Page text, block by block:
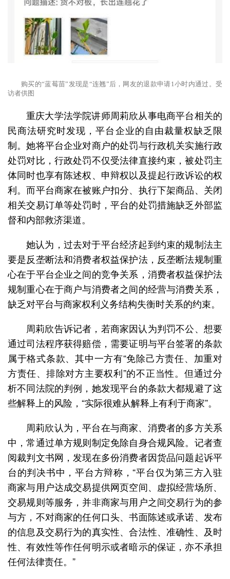
购买的“蓝莓苗”发现是“连翘”后，网友的退款申请1小时内通过。受
访者供图
重庆大学法学院讲师周莉欣从事电商平台相关的
民商法研究时发现，平台企业的自由裁量权缺乏限
制。她将平台企业对商户的处罚与行政机关实施行政
处罚对比，行政处罚不仅受法律直接约束，被处罚主
体同时也享有陈述权、申辩权以及提起行政诉讼的权
利。而平台商家在被账户扣分、执行下架商品、关闭
相关交易订单等处罚时，平台的处罚措施缺乏外部监
督和内部救济渠道。
她认为，过去对于平台经济起到约束的规制法主
要是反垄断法和消费者权益保护法，反垄断法规制重
心在于平台企业之间的竞争关系，消费者权益保护法
规制重心在于商户与消费者之间的经营与消费关系，
缺乏对平台与商家权利义务结构失衡时关系的约束。
周莉欣告诉记者，若商家因认为判罚不公、想要
通过司法程序获得赔偿，需要证明与平台签署的条款
属于格式条款、其中一方有“免除己方责任、加重对
方责任、排除对方主要权利”的不正当性。但通过分
析不同法院的判例，她发现平台的条款大都规避了这
些解释上的风险，“实际很难从解释上有利于商家”。
周莉欣认为，平台在与商家、消费者的多方关系
中，常通过单方规则制定免除自身合规风险。记者查
阅裁判文书网，发现在多份消费者因货品问题起诉平
台的判决书中，平台方辩称，“平台仅为第三方入驻
商家与用户达成交易提供网页空间、虚拟经营场所、
交易规则等服务，并非商家与用户之间交易行为的参
与方，不对商家的任何口头、书面陈述或承诺、发布
的信息及交易行为的真实性、合法性、准确性、及时
性、有效性等作任何明示或者暗示的保证，亦不承担
任何法律责任。”